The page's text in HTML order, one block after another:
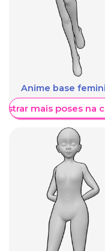
Anime base
mais poses na